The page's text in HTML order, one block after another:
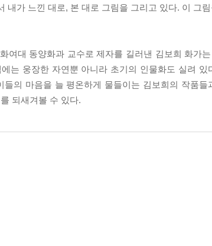
내가 느낀 대로, 본 대로 그림을 그리고 있다. 이 그
여대 동양화과 교수로 제자를 길러낸 김보희 화가
는 웅장한 자연뿐 아니라 초기의 인물화도 실려
들의 마음을 늘 평온하게 물들이는 김보희의 작품
를 되새겨볼 수 있다.